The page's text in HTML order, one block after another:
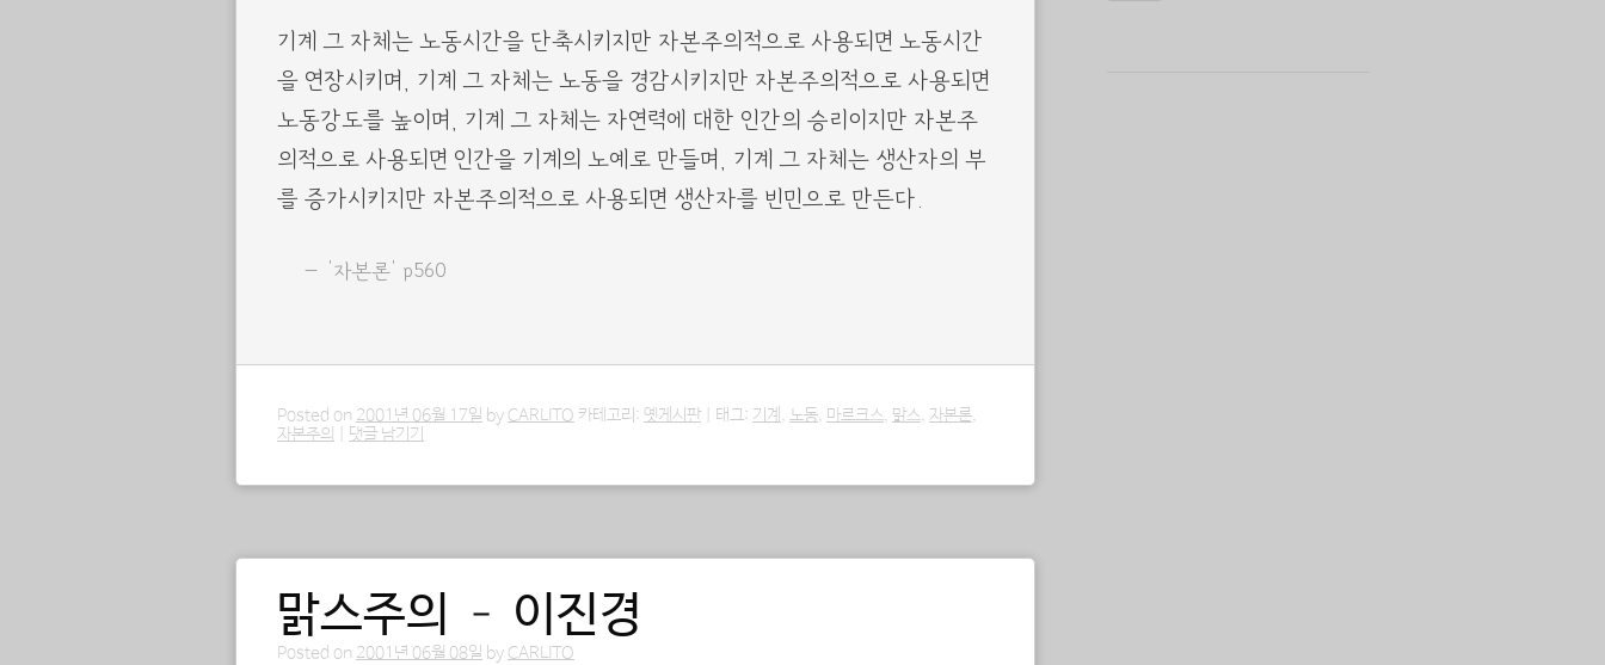
기계 그 자체는 노동시간을 단축시키지만 자본주의적으로 사용되면 노동시간
을 연장시키며, 기계 그 자체는 노동을 경감시키지만 자본주의적으로 사용되면
노동강도를 높이며, 기계 그 자체는 자연력에 대한 인간의 승리이지만 자본주
의적으로 사용되면 인간을 기계의 노예로 만들며, 기계 그 자체는 생산자의 부
를 증가시키지만 자본주의적으로 사용되면 생산자를 빈민으로 만든다.
‘자본론’ p560
Posted on 2001년 06월 17일 by CARLITO 카테고리: 옛게시판 태그: 기계 , 노동, 마르크스, 맑스, 자본론,
자본주의
댓글 남기기
맑스주의 – 이진경
Posted on 2001년 06월 08일 by CARLITO